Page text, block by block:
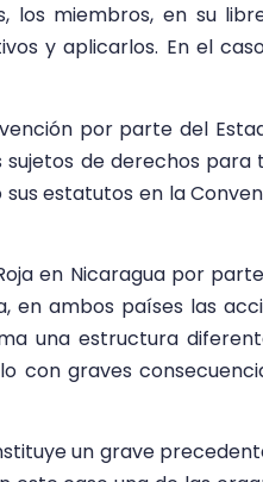
los miembros, en su
y aplicarlos. En el
por parte del
de derechos
estatutos en la
en Nicaragua por
en ambos países las
una estructura
con graves
un grave